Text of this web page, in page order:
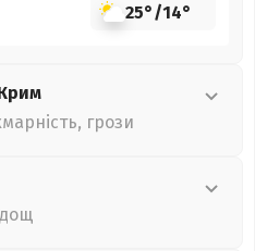
25°/14°
грози